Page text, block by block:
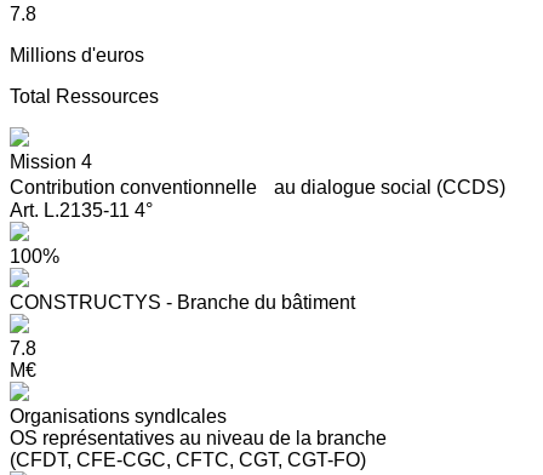
7.8
Millions d'euros
Total Ressources
Mission 4
Contribution conventionnelle au dialogue social (CCDS)
Art. L.2135-11 4°
100%
CONSTRUCTYS - Branche du bâtiment
7.8
M€
Organisations syndIcales
OS représentatives au niveau de la branche
(CFDT, CFE-CGC, CFTC, CGT, CGT-FO)